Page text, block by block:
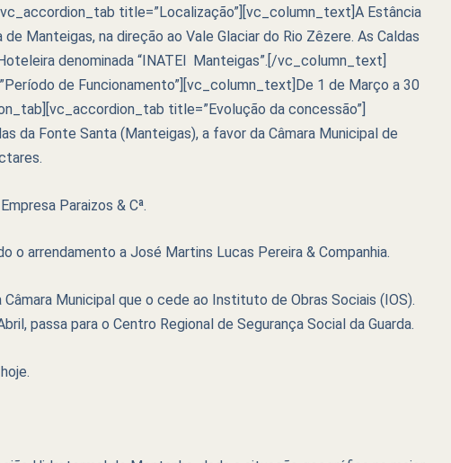
title=”Localização”][vc_column_text]A Estância
Manteigas, na direção ao Vale Glaciar do Rio Zêzere. As Caldas
denominada “INATEl Manteigas”.[/vc_column_text]
de Funcionamento”][vc_column_text]De 1 de Março a 30
title=”Evolução da concessão”]
da Fonte Santa (Manteigas), a favor da Câmara Municipal de
Paraizos & Cª.
o arrendamento a José Martins Lucas Pereira & Companhia.
Municipal que o cede ao Instituto de Obras Sociais (IOS).
passa para o Centro Regional de Segurança Social da Guarda.